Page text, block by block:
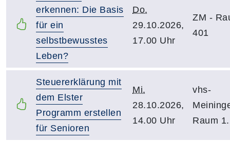
erkennen: Die Basis
für ein
selbstbewusstes
Leben?
Do.
29.10.2026,
17.00 Uhr
ZM -
401
Steuererklärung mit
dem Elster
Programm erstellen
für Senioren
Mi.
28.10.2026,
14.00 Uhr
vhs-
Raum